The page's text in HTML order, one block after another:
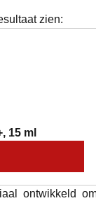
zien:
15 ml
ontwikkeld